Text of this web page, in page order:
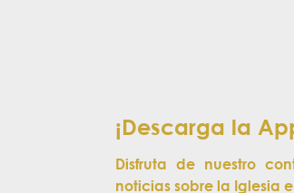
¡Descarga la
Disfruta de nuestro
noticias sobre la Iglesia